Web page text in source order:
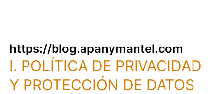
https://blog.apanymantel.com
I. POLÍTICA DE PRIVACIDAD
Y PROTECCIÓN DE DATOS